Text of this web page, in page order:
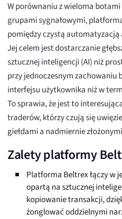
W porównaniu z wieloma
grupami sygnałowymi,
pomiędzy czystą
Jej celem jest dostarczanie
sztucznej inteligencji (AI) niż
przy jednoczesnym zachowaniu
interfejsu użytkownika niż w
To sprawia, że jest to
traderów, którzy czują się
giełdami a nadmiernie
Zalety platformy
Platforma Beltrex łączy w
opartą na sztucznej
kopiowanie transakcji,
żonglować oddzielnymi